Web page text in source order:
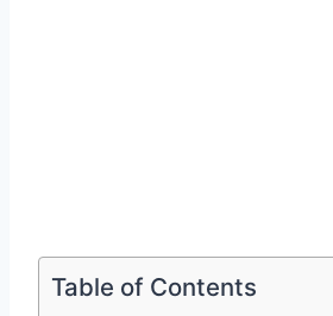
Table of Contents